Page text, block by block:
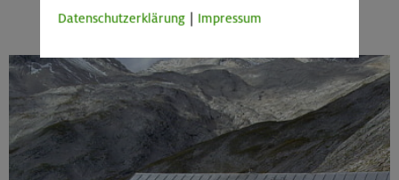
Stiege und Steige in der Sächsischen Schweiz
Elbsandsteingebirge
01.-04.10.26
Leichte Klettersteige rund um den Gardasee
Datenschutzerklärung Impressum